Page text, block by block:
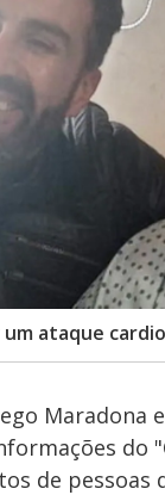
ataque
Maradona
do
de